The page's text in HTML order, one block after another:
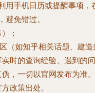
用手机日历或提醒事项，
避免错过。
：
（如知乎相关话题、建造
时的查询经验、遇到的问
，一切以官网发布为准。
政策出处。